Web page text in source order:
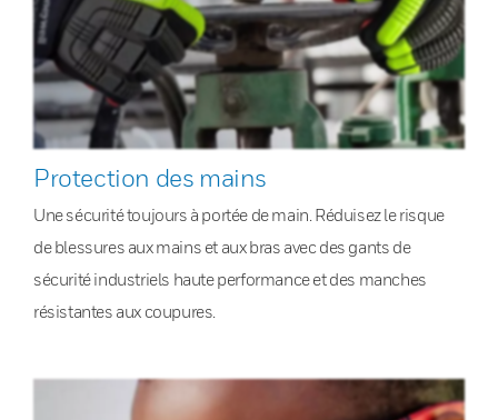
Protection des mains
Une sécurité toujours à portée de main. Réduisez le risque
de blessures aux mains et aux bras avec des gants de
sécurité industriels haute performance et des manches
résistantes aux coupures.